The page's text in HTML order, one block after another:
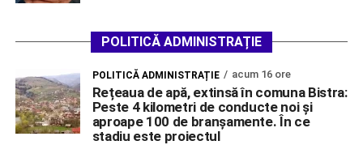
POLITICĂ ADMINISTRAȚIE
POLITICĂ ADMINISTRAȚIE acum 16 ore
Rețeaua de apă, extinsă în comuna Bistra:
Peste 4 kilometri de conducte noi și
aproape 100 de branșamente. În ce
stadiu este proiectul